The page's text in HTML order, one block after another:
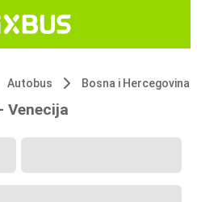
Autobus Bosna i Hercegovina
Venecija